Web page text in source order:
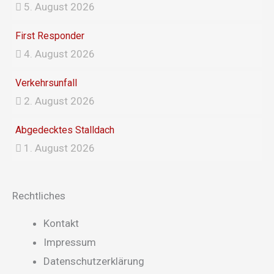
5. August 2026
First Responder
4. August 2026
Verkehrsunfall
2. August 2026
Abgedecktes Stalldach
1. August 2026
Rechtliches
Main
Menu
Kontakt
Impressum
Datenschutzerklärung